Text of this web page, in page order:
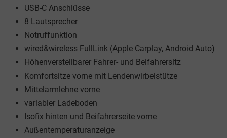
USB-C Anschlüsse
8 Lautsprecher
Notruffunktion
wired&wireless FullLink (Apple Carplay, Android Auto)
Höhenverstellbarer Fahrer- und Beifahrersitz
Komfortsitze vorne mit Lendenwirbelstütze
Mittelarmlehne vorne
variabler Ladeboden
Isofix hinten und Beifahrerseite vorne
Außentemperaturanzeige